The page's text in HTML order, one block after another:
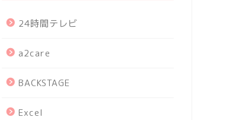
24時間テレビ
a2care
BACKSTAGE
Excel